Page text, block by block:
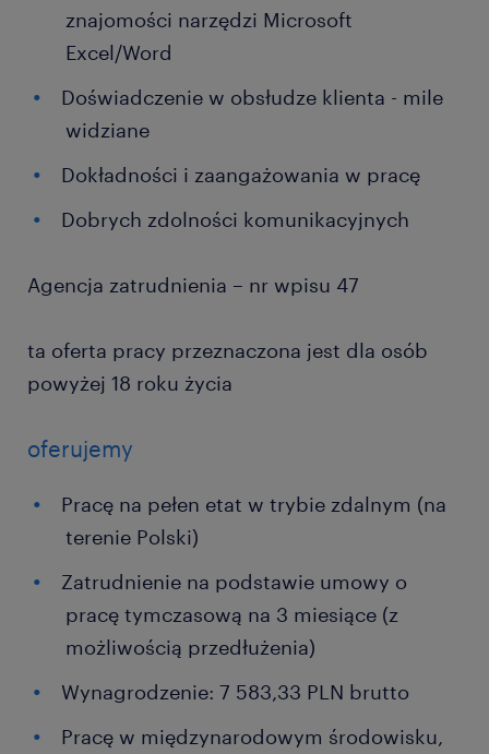
znajomości narzędzi Microsoft
Excel/Word
Doświadczenie w obsłudze klienta - mile
widziane
Dokładności i zaangażowania w pracę
Dobrych zdolności komunikacyjnych
Agencja zatrudnienia – nr wpisu 47
ta oferta pracy przeznaczona jest dla osób
powyżej 18 roku życia
oferujemy
Pracę na pełen etat w trybie zdalnym (na
terenie Polski)
Zatrudnienie na podstawie umowy o
pracę tymczasową na 3 miesiące (z
możliwością przedłużenia)
Wynagrodzenie: 7 583,33 PLN brutto
Pracę w międzynarodowym środowisku,